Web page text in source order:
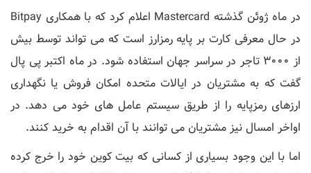
در ماه ژوئن گذشته Mastercard اعلام کرد که با همکاری Bitpay
در حال معرفی کارت بر پایه رمزارز است که می تواند توسط بیش
از 3000 تاجر در سراسر جهان استفاده شود. در ماه اکتبر پی پال
گفت که به مشتریان در ایالات متحده امکان فروش یا نگهداری
ارزهای رمزپایه را از طریق سیستم عامل های خود می دهد. در
اواخر امسال نیز مشتریان می توانند با آن اقدام به خرید کنند.
اما با این وجود بسیاری از کسانی که بیت کوین خود را خرج کرده